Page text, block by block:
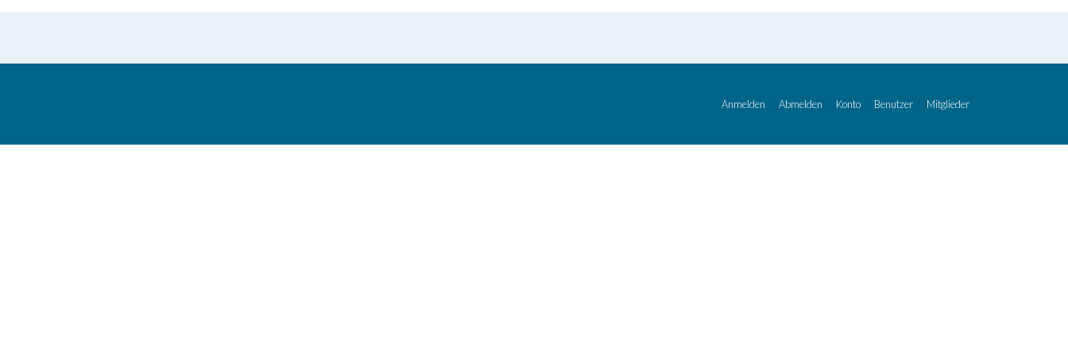
Anmelden Abmelden Konto Benutzer Mitglieder